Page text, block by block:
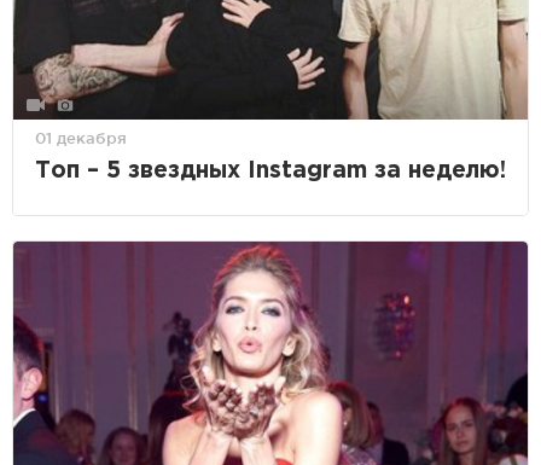
01 декабря
Топ – 5 звездных Instagram за неделю!